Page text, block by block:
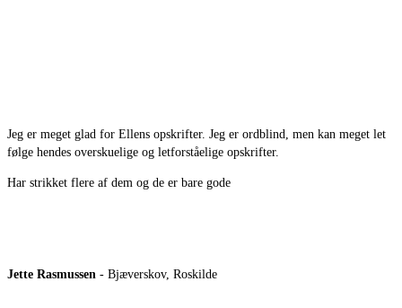
Jeg er meget glad for Ellens opskrifter. Jeg er ordblind, men kan meget let
følge hendes overskuelige og letforståelige opskrifter.
Har strikket flere af dem og de er bare gode
Jette Rasmussen - Bjæverskov, Roskilde